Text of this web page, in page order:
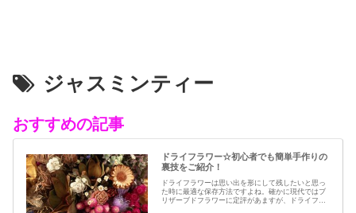
ジャスミンティー
おすすめの記事
ドライフラワー☆初心者でも簡単手作りの
裏技をご紹介！
ドライフラワーは思い出を形にして残したいと思っ
た時に最適な保存方法ですよね。確かに現代ではブ
リザーブドフラワーに定評があますが、ドライフラ